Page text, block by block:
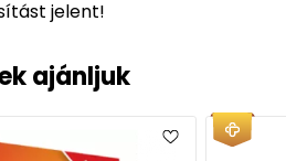
jelent!
ajánljuk